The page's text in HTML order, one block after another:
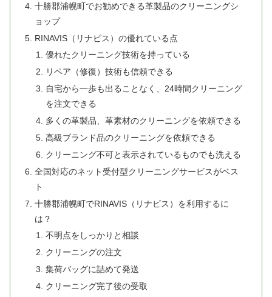
十勝郡浦幌町でお勧めできる革製品のクリーニングシ
ョップ
RINAVIS（リナビス）の優れている点
優れたクリーニング技術を持っている
リペア（修復）技術も信頼できる
自宅から一歩も出ることなく、24時間クリーニング
を注文できる
多くの革製品、革素材のクリーニングを依頼できる
高級ブランド品のクリーニングを依頼できる
クリーニング不可と表示されているものでも洗える
全国対応のネット受付型クリーニングサービスがベス
ト
十勝郡浦幌町でRINAVIS（リナビス）を利用するに
は？
不明点をしっかりと相談
クリーニングの注文
集荷バッグに詰めて発送
クリーニング完了後の受取